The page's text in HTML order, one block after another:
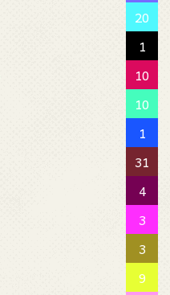
20
1
10
10
1
31
4
3
3
9